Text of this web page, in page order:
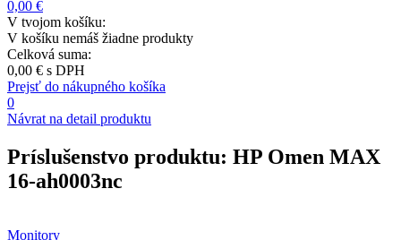
0,00 €
V tvojom košíku:
V košíku nemáš žiadne produkty
Celková suma:
0,00 € s DPH
Prejsť do nákupného košíka
0
Návrat na detail produktu
Príslušenstvo produktu: HP Omen MAX
16-ah0003nc
Monitory